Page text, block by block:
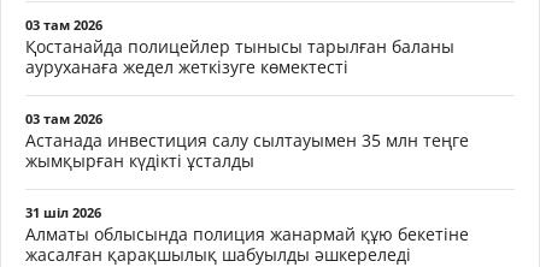
03 там 2026
Қостанайда полицейлер тынысы тарылған баланы
ауруханаға жедел жеткізуге көмектесті
03 там 2026
Астанада инвестиция салу сылтауымен 35 млн теңге
жымқырған күдікті ұсталды
31 шіл 2026
Алматы облысында полиция жанармай құю бекетіне
жасалған қарақшылық шабуылды әшкереледі